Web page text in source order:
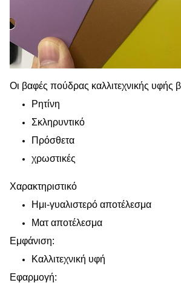
Οι βαφές πούδρας καλλιτεχνικής υφής
Ρητίνη
Σκληρυντικό
Πρόσθετα
χρωστικές
Χαρακτηριστικό
Ημι-γυαλιστερό αποτέλεσμα
Ματ αποτέλεσμα
Εμφάνιση:
Καλλιτεχνική υφή
Εφαρμογή: